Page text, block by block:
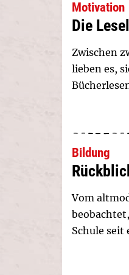
Motivation
Die
Zwischen
lieben es,
Bildung
Vom
Schule seit